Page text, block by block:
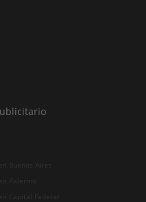
Buenos Aires
Palermo
Capital Federal